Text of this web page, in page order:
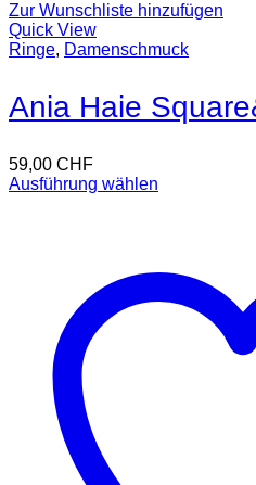
Zur Wunschliste hinzufügen
Quick View
Ringe, Damenschmuck
59,00 CHF
Ausführung wählen